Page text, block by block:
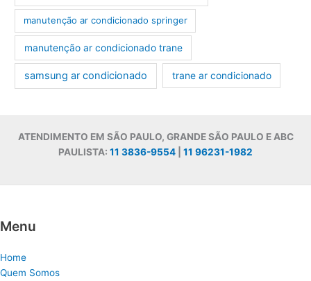
manutenção ar condicionado springer
manutenção ar condicionado trane
samsung ar condicionado trane ar condicionado
ATENDIMENTO EM SÃO PAULO, GRANDE SÃO PAULO E ABC
PAULISTA: 11 3836-9554 11 96231-1982
Menu
Home
Quem Somos